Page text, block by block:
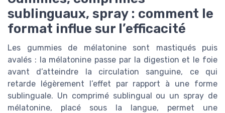
sublinguaux, spray : comment le
format influe sur l’efficacité
Les gummies de mélatonine sont mastiqués puis
avalés : la mélatonine passe par la digestion et le foie
avant d’atteindre la circulation sanguine, ce qui
retarde légèrement l’effet par rapport à une forme
sublinguale. Un comprimé sublingual ou un spray de
mélatonine, placé sous la langue, permet une